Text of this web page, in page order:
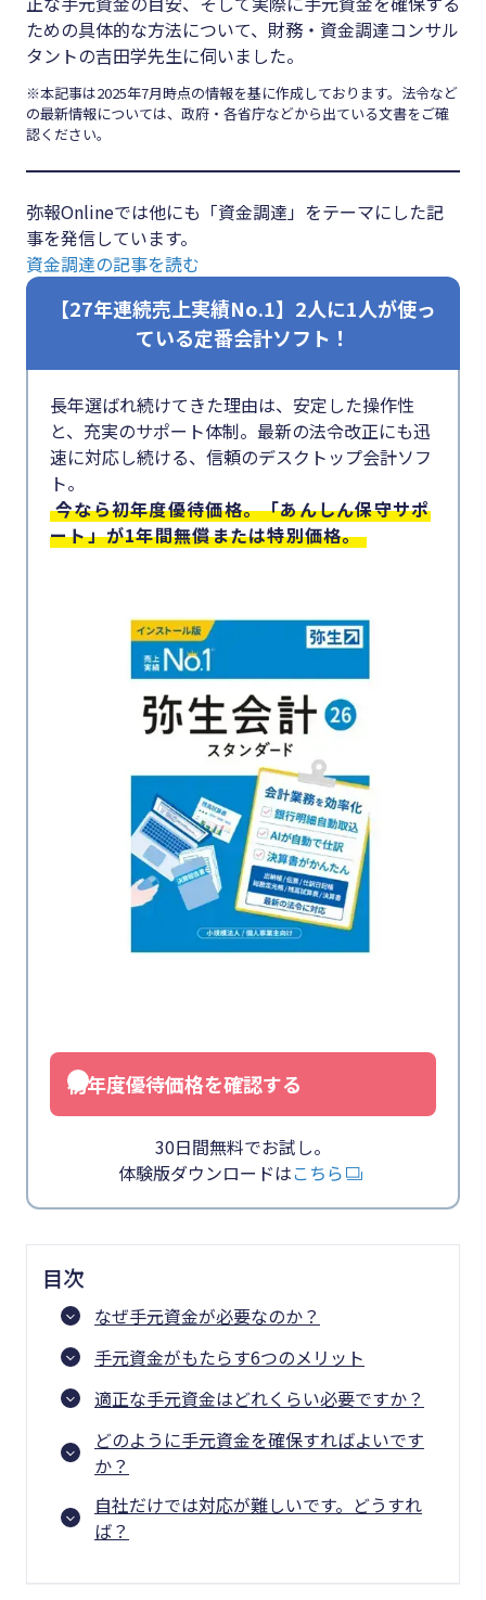
無料で会計ソフトを試す
ための具体的な方法について、財務・資金調達コンサル
タントの吉田学先生に伺いました。
※本記事は2025年7月時点の情報を基に作成しております。法令など
の最新情報については、政府・各省庁などから出ている文書をご確
認ください。
弥報Onlineでは他にも「資金調達」をテーマにした記
事を発信しています。
資金調達の記事を読む
【27年連続売上実績No.1】2人に1人が使っ
ている定番会計ソフト！
長年選ばれ続けてきた理由は、安定した操作性
と、充実のサポート体制。最新の法令改正にも迅
速に対応し続ける、信頼のデスクトップ会計ソフ
ト。
今なら初年度優待価格。「あんしん保守サポ
ート」が1年間無償または特別価格。
初年度優待価格を確認する
30日間無料でお試し。
体験版ダウンロードはこちら
目次
なぜ手元資金が必要なのか？
手元資金がもたらす6つのメリット
適正な手元資金はどれくらい必要ですか？
どのように手元資金を確保すればよいです
か？
自社だけでは対応が難しいです。どうすれ
ば？